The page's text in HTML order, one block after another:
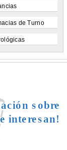
de Turno